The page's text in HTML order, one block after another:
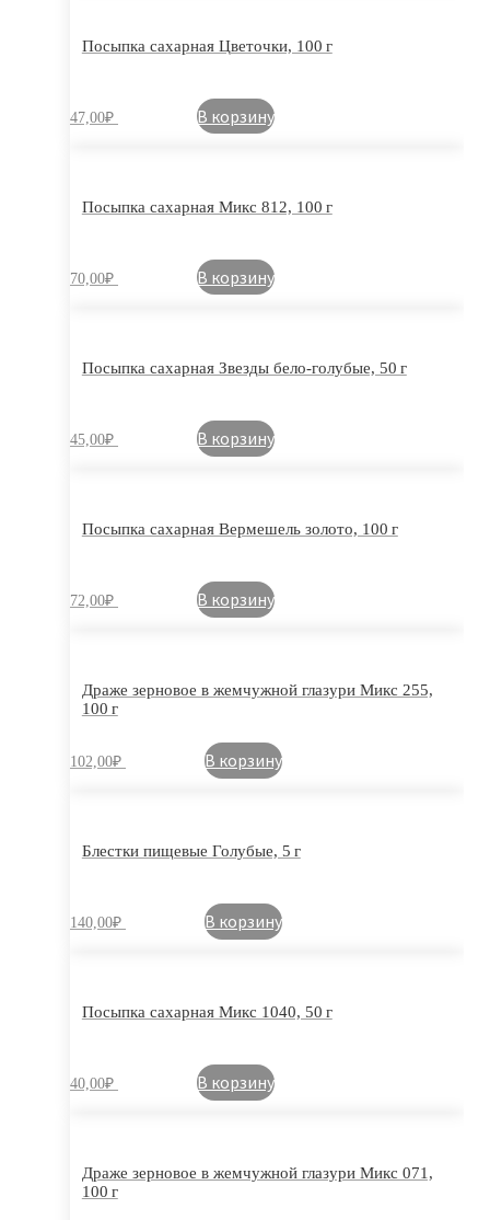
Посыпка сахарная Цветочки, 100 г
47,00₽ В корзину
Посыпка сахарная Микс 812, 100 г
70,00₽ В корзину
Посыпка сахарная Звезды бело-голубые, 50 г
45,00₽ В корзину
Посыпка сахарная Вермешель золото, 100 г
72,00₽ В корзину
Драже зерновое в жемчужной глазури Микс 255,
100 г
102,00₽ В корзину
Блестки пищевые Голубые, 5 г
140,00₽ В корзину
Посыпка сахарная Микс 1040, 50 г
40,00₽ В корзину
Драже зерновое в жемчужной глазури Микс 071,
100 г